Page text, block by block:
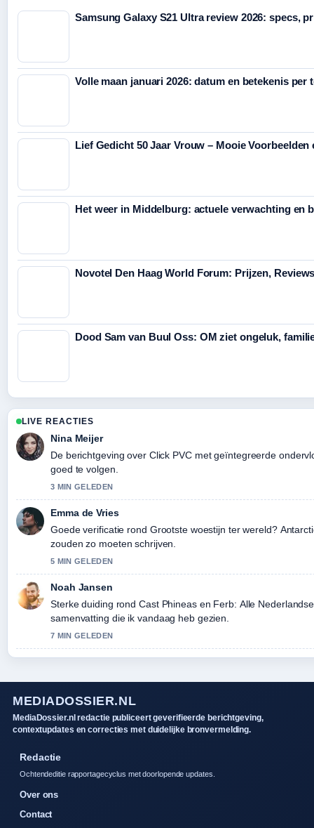
Samsung Galaxy S21 Ultra review 2026: specs,
Volle maan januari 2026: datum en betekenis per
Lief Gedicht 50 Jaar Vrouw – Mooie Voorbeelden
Het weer in Middelburg: actuele verwachting en
Novotel Den Haag World Forum: Prijzen,
Dood Sam van Buul Oss: OM ziet ongeluk,
LIVE REACTIES
Nina Meijer
De berichtgeving over Click PVC met geïntegreerde
goed te volgen.
3 MIN GELEDEN
Emma de Vries
Goede verificatie rond Grootste woestijn ter wereld?
zouden zo moeten schrijven.
5 MIN GELEDEN
Noah Jansen
Sterke duiding rond Cast Phineas en Ferb: Alle
samenvatting die ik vandaag heb gezien.
7 MIN GELEDEN
MEDIADOSSIER.NL
MediaDossier.nl redactie publiceert geverifieerde berichtgeving,
contextupdates en correcties met duidelijke bronvermelding.
Redactie
Ochtendeditie rapportagecyclus met doorlopende updates.
Over ons
Contact